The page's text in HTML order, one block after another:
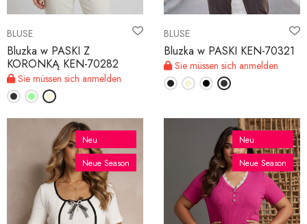
BLUSE
Bluzka w PASKI Z
KORONKĄ KEN-70282
Sie müssen sich anmelden
BLUSE
Bluzka w PASKI KEN-70321
Sie müssen sich anmelden
Neu
Neue Season
Neu
Neue Season